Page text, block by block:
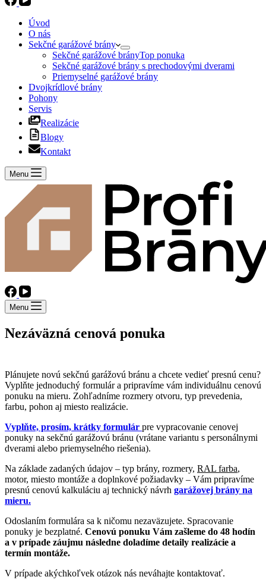
Úvod
O nás
Sekčné garážové brány
Sekčné garážové brányTop ponuka
Sekčné garážové brány s prechodovými dverami
Priemyselné garážové brány
Dvojkrídlové brány
Pohony
Servis
Realizácie
Blogy
Kontakt
Menu
Menu
Nezáväzná cenová ponuka
Plánujete novú sekčnú garážovú bránu a chcete vedieť presnú cenu?
Vyplňte jednoduchý formulár a pripravíme vám individuálnu cenovú
ponuku na mieru. Zohľadníme rozmery otvoru, typ prevedenia,
farbu, pohon aj miesto realizácie.
Vyplňte, prosím, krátky formulár pre vypracovanie cenovej
ponuky na sekčnú garážovú bránu (vrátane variantu s personálnymi
dverami alebo priemyselného riešenia).
Na základe zadaných údajov – typ brány, rozmery, RAL farba,
motor, miesto montáže a doplnkové požiadavky – Vám pripravíme
presnú cenovú kalkuláciu aj technický návrh garážovej brány na
mieru.
Odoslaním formulára sa k ničomu nezaväzujete. Spracovanie
ponuky je bezplatné. Cenovú ponuku Vám zašleme do 48 hodín
a v prípade záujmu následne doladíme detaily realizácie a
termín montáže.
V prípade akýchkoľvek otázok nás neváhajte kontaktovať.